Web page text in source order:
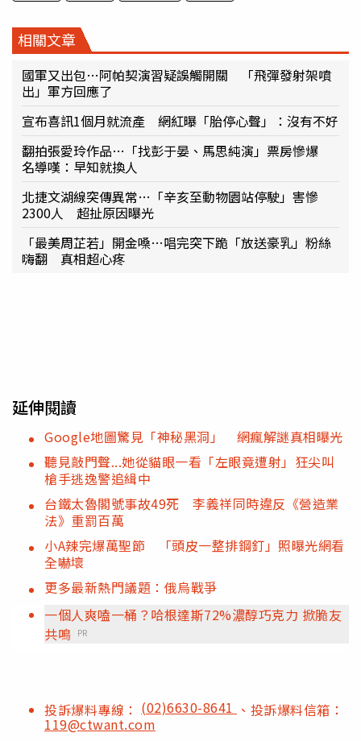
相關文章
國軍又出包…阿帕契演習疑誤觸開關 「飛彈發射架噴
出」軍方回應了
宣布喜訊1個月就流產 網紅曝「胎停心聲」：沒有不好
翻拍張愛玲作品…「找彭于晏、馬思純演」票房慘爆
名導嘆：早知就換人
北捷文湖線突傳異常…「辛亥至動物園站停駛」害慘
2300人 超扯原因曝光
「最美周芷若」開金嗓…唱完突下跪「放送豪乳」粉絲
嗨翻 真相超心疼
延伸閱讀
Google地圖驚見「神秘黑洞」 網瘋解謎真相曝光
聽見敲門聲...她從貓眼一看「左眼竟遭射」狂尖叫
槍手逃逸警追緝中
台鐵太魯閣號事故49死 李義祥同時違反《營造業
法》重罰百萬
小A辣完爆萬聖節 「頭皮一整排鋼釘」照曝光網看
全嚇壞
更多最新熱門議題：俄烏戰爭
一個人爽嗑一桶？哈根達斯72%濃醇巧克力 掀脆友
共鳴 PR
投訴爆料專線： (02)6630-8641 、投訴爆料信箱：
119@ctwant.com